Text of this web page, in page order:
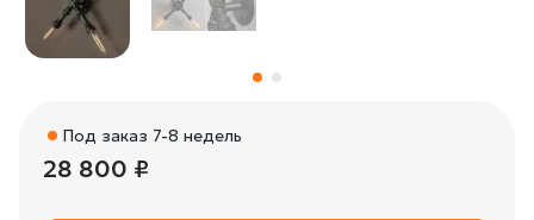
Под заказ 7-8 недель
28 800 ₽